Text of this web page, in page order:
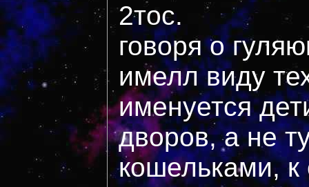
2тос.
говоря о
имелл виду
именуется
дворов, а не
кошельками,